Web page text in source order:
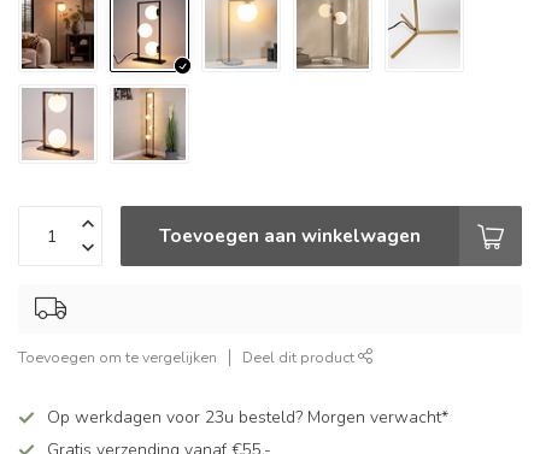
Toevoegen aan winkelwagen
Toevoegen om te vergelijken Deel dit product
Op werkdagen voor 23u besteld? Morgen verwacht*